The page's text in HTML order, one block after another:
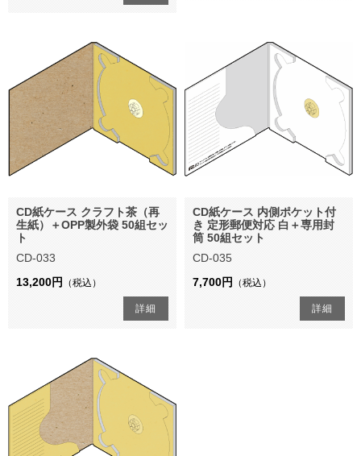
CD紙ケース クラフト茶（再
生紙）＋OPP製外袋 50組セッ
ト
CD-033
13,200円
（税込）
詳細
CD紙ケース 内側ポケット付
き 定形郵便対応 白＋専用封
筒 50組セット
CD-035
7,700円
（税込）
詳細